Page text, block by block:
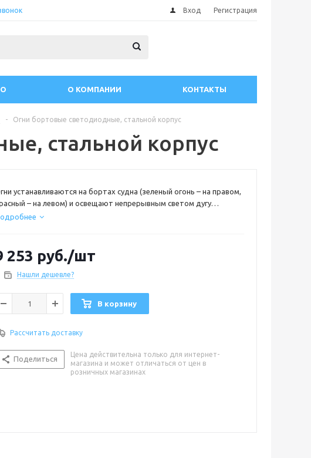
Вход Регистрация
О КОМПАНИИ КОНТАКТЫ
- Огни бортовые светодиодные, стальной корпус
стальной корпус
устанавливаются на бортах судна (зеленый огонь – на правом,
– на левом) и освещают непрерывным светом дугу
в 112,5°
: нерж. сталь
Вт : 1,5-0,9
В : 12
огня : красный/зеленый
253 руб./шт
Нашли дешевле?
В корзину
Рассчитать доставку
Поделиться
Цена действительна только для интернет-
магазина и может отличаться от цен в
розничных магазинах